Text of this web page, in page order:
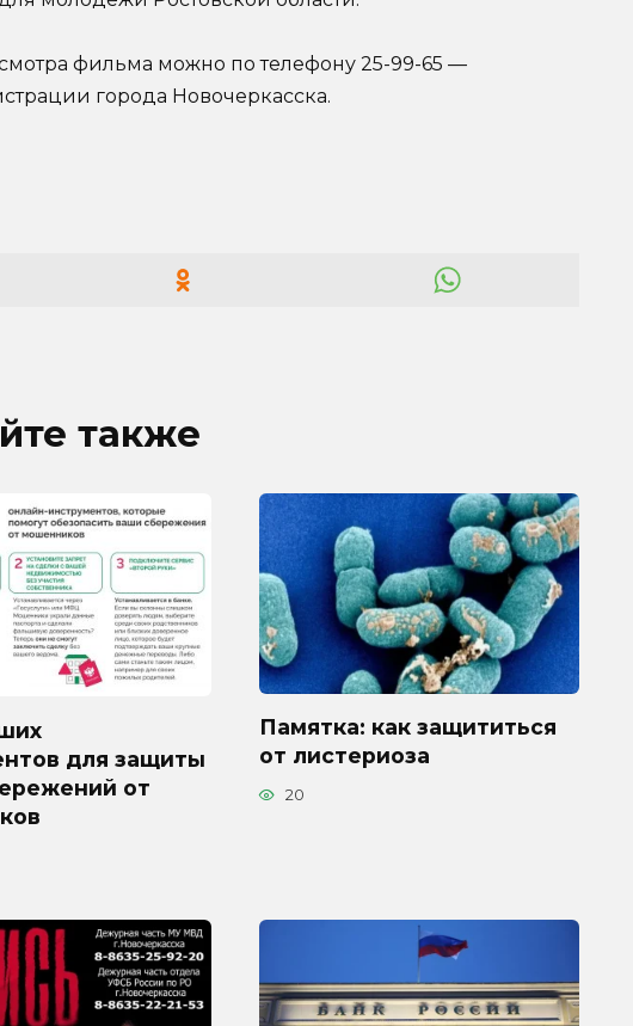
фильма можно по телефону 25-99-65 —
города Новочеркасска.
также
для защиты
от
Памятка: как защититься
от листериоза
20